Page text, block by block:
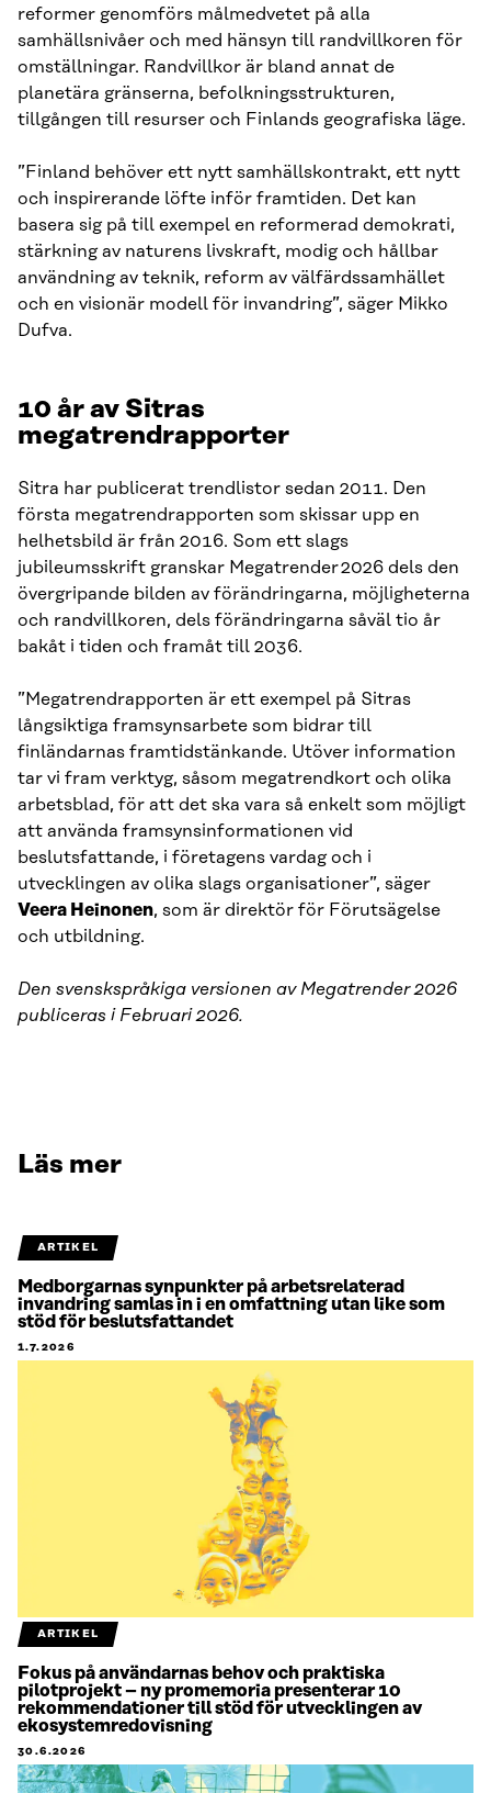
reformer genomförs målmedvetet på alla
samhällsnivåer och med hänsyn till randvillkoren för
omställningar. Randvillkor är bland annat de
planetära gränserna, befolkningsstrukturen,
tillgången till resurser och Finlands geografiska läge.
”Finland behöver ett nytt samhällskontrakt, ett nytt
och inspirerande löfte inför framtiden. Det kan
basera sig på till exempel en reformerad demokrati,
stärkning av naturens livskraft, modig och hållbar
användning av teknik, reform av välfärdssamhället
och en visionär modell för invandring”, säger Mikko
Dufva.
10 år av Sitras
megatrendrapporter
Sitra har publicerat trendlistor sedan 2011. Den
första megatrendrapporten som skissar upp en
helhetsbild är från 2016. Som ett slags
jubileumsskrift granskar Megatrender 2026 dels den
övergripande bilden av förändringarna, möjligheterna
och randvillkoren, dels förändringarna såväl tio år
bakåt i tiden och framåt till 2036.
”Megatrendrapporten är ett exempel på Sitras
långsiktiga framsynsarbete som bidrar till
finländarnas framtidstänkande. Utöver information
tar vi fram verktyg, såsom megatrendkort och olika
arbetsblad, för att det ska vara så enkelt som möjligt
att använda framsynsinformationen vid
beslutsfattande, i företagens vardag och i
utvecklingen av olika slags organisationer”, säger
Veera Heinonen, som är direktör för Förutsägelse
och utbildning.
Den svenskspråkiga versionen av Megatrender 2026
publiceras i Februari 2026.
Läs mer
ARTIKEL
Medborgarnas synpunkter på arbetsrelaterad
invandring samlas in i en omfattning utan like som
stöd för beslutsfattandet
1.7.2026
ARTIKEL
Fokus på användarnas behov och praktiska
pilotprojekt – ny promemoria presenterar 10
rekommendationer till stöd för utvecklingen av
ekosystemredovisning
30.6.2026